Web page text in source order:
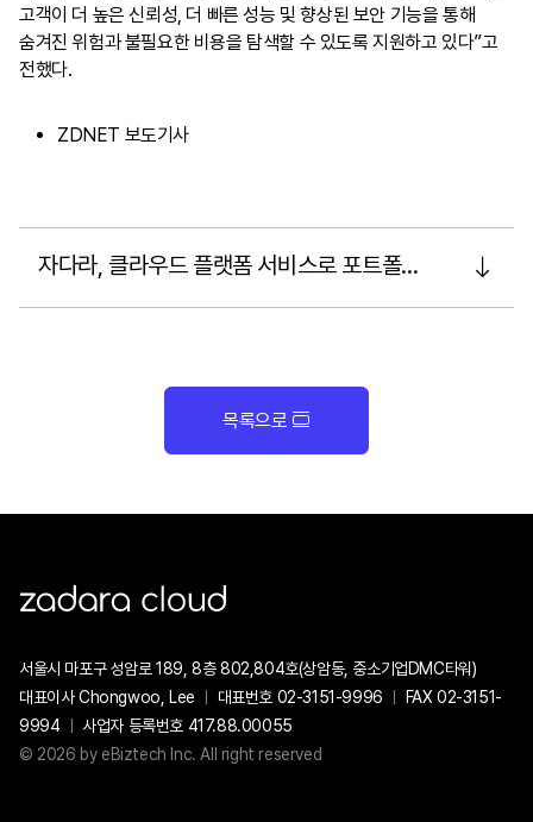
고객이 더 높은 신뢰성, 더 빠른 성능 및 향상된 보안 기능을 통해
숨겨진 위험과 불필요한 비용을 탐색할 수 있도록 지원하고 있다”고
전했다.
ZDNET 보도기사
자다라, 클라우드 플랫폼 서비스로 포트폴리
오 확장
목록으로
ZADARA CLOUD
서울시 마포구 성암로 189, 8층 802,804호(상암동, 중소기업DMC타워)
대표이사 Chongwoo, Lee
대표번호 02-3151-9996
FAX 02-3151-
9994
사업자 등록번호 417.88.00055
© 2026 by eBiztech Inc. All right reserved